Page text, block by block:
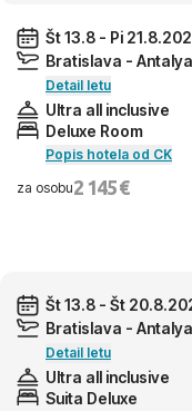
Št 13.8 - Pi
Bratislava - Antalya
Detail letu
Ultra all inclusive
Deluxe Room
Popis hotela od CK
za osobu2 145 €
Št 13.8 - Št
Bratislava - Antalya
Detail letu
Ultra all inclusive
Suita Deluxe